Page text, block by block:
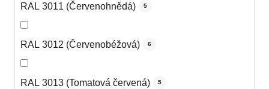
RAL 3011 (Červenohnědá) 5
RAL 3012 (Červenobéžová) 6
RAL 3013 (Tomatová červená) 5